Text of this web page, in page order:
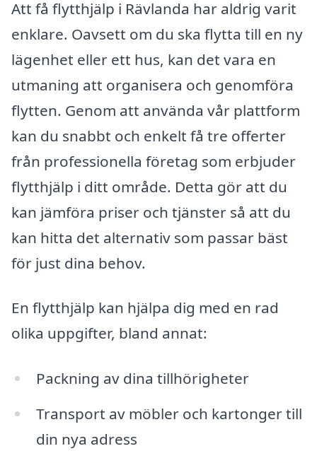
Att få flytthjälp i Rävlanda har aldrig varit
enklare. Oavsett om du ska flytta till en ny
lägenhet eller ett hus, kan det vara en
utmaning att organisera och genomföra
flytten. Genom att använda vår plattform
kan du snabbt och enkelt få tre offerter
från professionella företag som erbjuder
flytthjälp i ditt område. Detta gör att du
kan jämföra priser och tjänster så att du
kan hitta det alternativ som passar bäst
för just dina behov.
En flytthjälp kan hjälpa dig med en rad
olika uppgifter, bland annat:
Packning av dina tillhörigheter
Transport av möbler och kartonger till
din nya adress